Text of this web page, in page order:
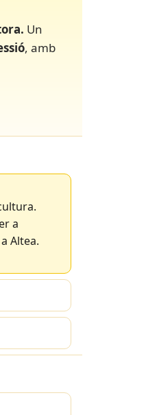
Un
, amb
a
Altea.